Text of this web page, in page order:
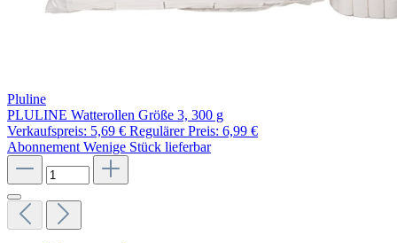
Pluline
PLULINE Watterollen Größe 3, 300 g
Verkaufspreis: 5,69 € Regulärer Preis: 6,99 €
AbonnementWenige Stück lieferbar